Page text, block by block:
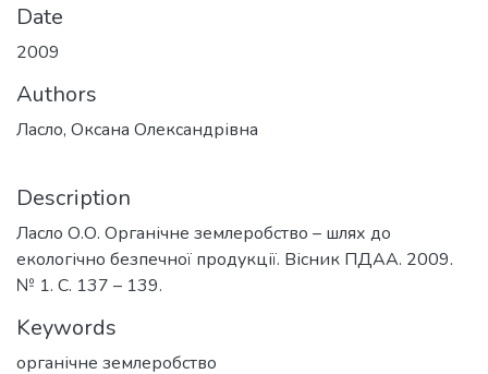
Date
2009
Authors
Ласло, Оксана Олександрівна
Description
Ласло О.О. Органічне землеробство – шлях до
екологічно безпечної продукції. Вісник ПДАА. 2009.
№ 1. С. 137 – 139.
Keywords
органічне землеробство